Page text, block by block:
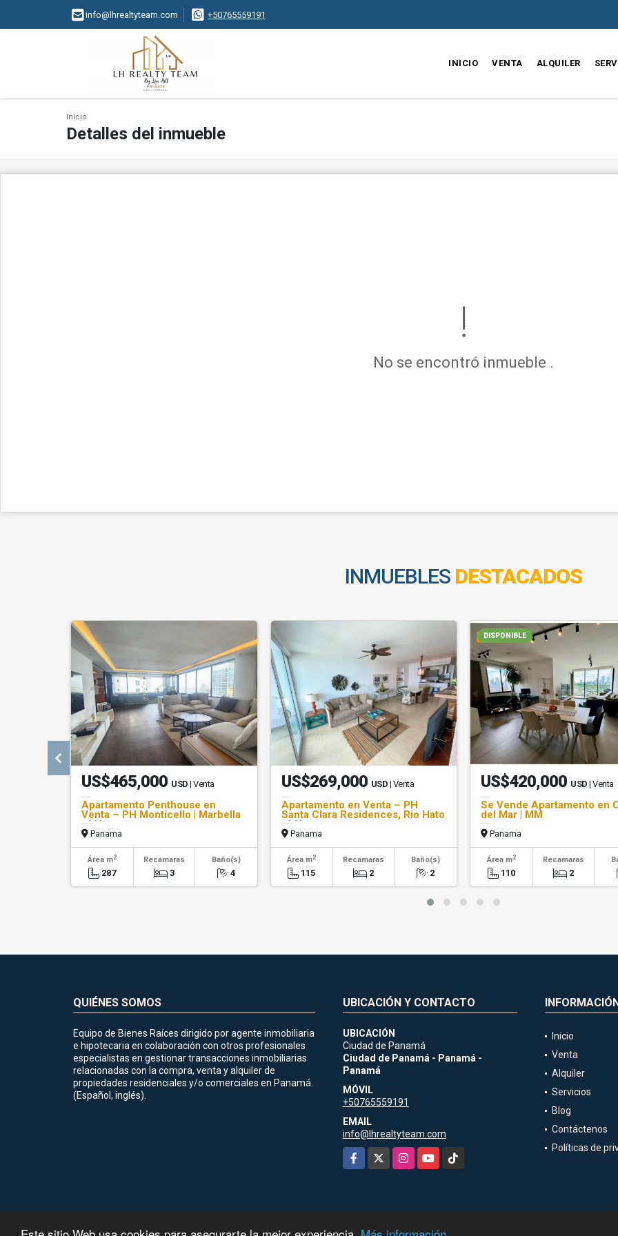
info@lhrealtyteam.com +50765559191
INICIO VENTA ALQUILER
Inicio
Detalles del inmueble
No se encontró inmueble .
INMUEBLES DESTACADOS
US$465,000 USD | Venta
Apartamento Penthouse en
Venta – PH Monticello | Marbella
- LH
Panama
Área m2
287
Recamaras
3
Baño(s)
4
US$269,000 USD | Venta
Apartamento en Venta – PH
Santa Clara Residences, Rio Hato
- LH
Panama
Área m2
115
Recamaras
2
Baño(s)
2
DISPONIBLE
US$420,000 USD | Venta
Se Vende Apartamento en
del Mar | MM
Panama
Área m2
110
Recamaras
2
QUIÉNES SOMOS
Equipo de Bienes Raíces dirigido por agente inmobiliaria
e hipotecaria en colaboración con otros profesionales
especialistas en gestionar transacciones inmobiliarias
relacionadas con la compra, venta y alquiler de
propiedades residenciales y/o comerciales en Panamá.
(Español, inglés).
UBICACIÓN Y CONTACTO
UBICACIÓN
Ciudad de Panamá
Ciudad de Panamá - Panamá -
Panamá
MÓVIL
+50765559191
EMAIL
info@lhrealtyteam.com
Facebook
InstagramYouTubeTikTok
Inicio
Venta
Alquiler
Servicios
Blog
Contáctenos
Políticas de